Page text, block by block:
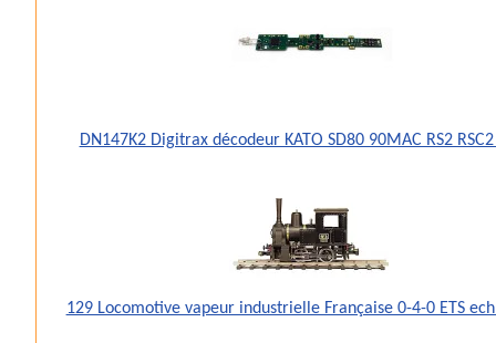
DN147K2 Digitrax décodeur KATO SD80 90MAC RS2 RSC2
129 Locomotive vapeur industrielle Française 0-4-0 ETS